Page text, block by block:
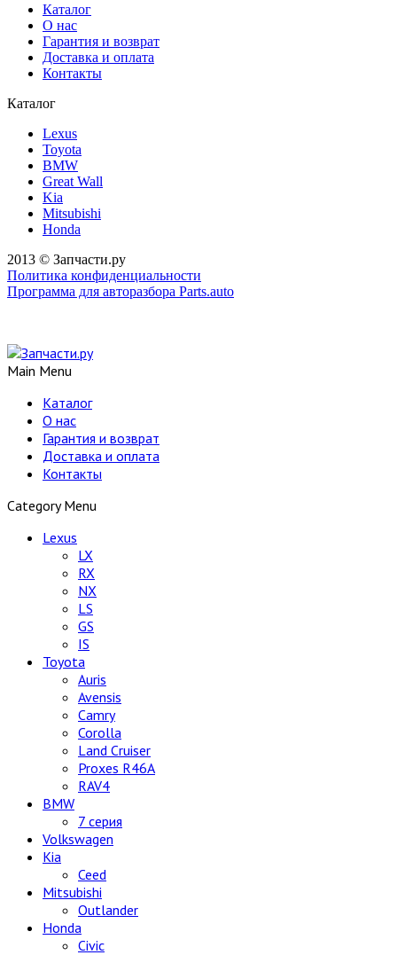
Каталог
О нас
Гарантия и возврат
Доставка и оплата
Контакты
Каталог
Lexus
Toyota
BMW
Great Wall
Kia
Mitsubishi
Honda
2013 © Запчасти.ру
Политика конфиденциальности
Программа для авторазбора Parts.auto
Main Menu
Каталог
О нас
Гарантия и возврат
Доставка и оплата
Контакты
Category Menu
Lexus
LX
RX
NX
LS
GS
IS
Toyota
Auris
Avensis
Camry
Corolla
Land Cruiser
Proxes R46A
RAV4
BMW
7 серия
Volkswagen
Kia
Ceed
Mitsubishi
Outlander
Honda
Civic